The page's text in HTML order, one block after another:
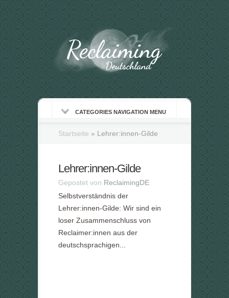
CATEGORIES NAVIGATION MENU
Startseite » Lehrer:innen-Gilde
Lehrer:innen-Gilde
Gepostet von ReclaimingDE
Selbstverständnis der
Lehrer:innen-Gilde: Wir sind ein
loser Zusammenschluss von
Reclaimer:innen aus der
deutschsprachigen...